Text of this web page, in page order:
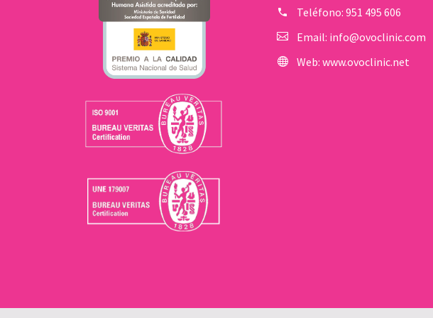
Teléfono: 951 495 606
Email: info@ovoclinic.com
Web: www.ovoclinic.net